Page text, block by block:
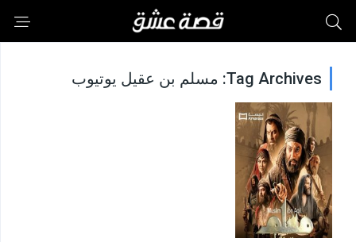
Tag Archives: مسلم بن عقيل يوتيوب